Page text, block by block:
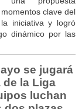
clave del
iniciativa y logró
dinámico por las
se jugará
de la Liga
luchan